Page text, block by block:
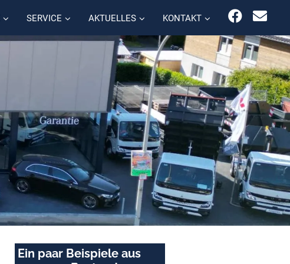
SERVICE AKTUELLES KONTAKT
Ein paar Beispiele aus